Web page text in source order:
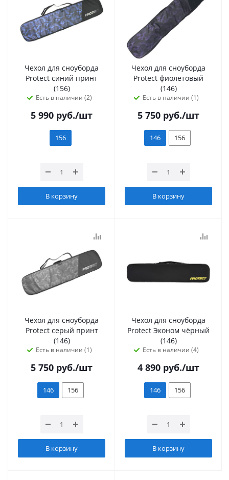
Чехол для сноуборда
Protect синий принт
(156)
Есть в наличии (2)
5 990 руб./шт
156
В корзину
Чехол для сноуборда
Protect фиолетовый
(146)
Есть в наличии (1)
5 750 руб./шт
146 156
В корзину
Чехол для сноуборда
Protect серый принт
(146)
Есть в наличии (1)
5 750 руб./шт
146 156
В корзину
Чехол для сноуборда
Protect Эконом чёрный
(146)
Есть в наличии (4)
4 890 руб./шт
146 156
В корзину